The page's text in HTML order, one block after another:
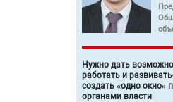
Нужно дать
работать и
создать «одно окно»
органами власти